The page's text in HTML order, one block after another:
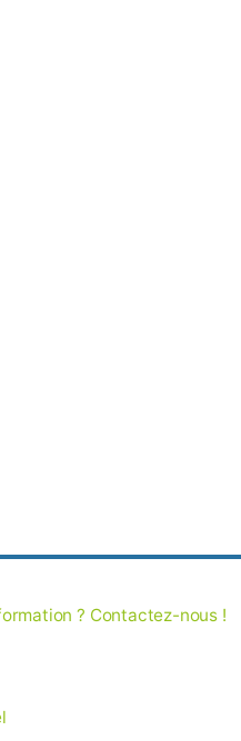
? Contactez-nous !